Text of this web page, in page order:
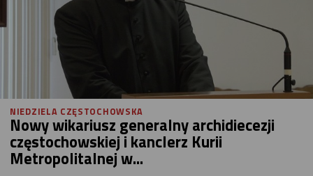
NIEDZIELA CZĘSTOCHOWSKA
Nowy wikariusz generalny archidiecezji
częstochowskiej i kanclerz Kurii
Metropolitalnej w...